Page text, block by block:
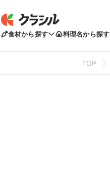
食材から探す 料理名から探す
TOP